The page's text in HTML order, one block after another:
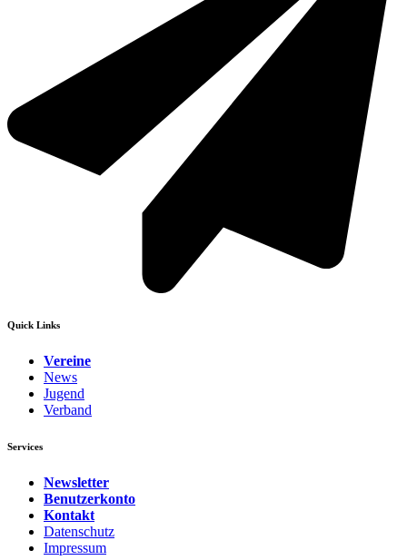
Quick Links
Vereine
News
Jugend
Verband
Services
Newsletter
Benutzerkonto
Kontakt
Datenschutz
Impressum